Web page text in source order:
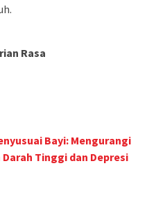
Rasa
Bayi: Mengurangi
Tinggi dan Depresi